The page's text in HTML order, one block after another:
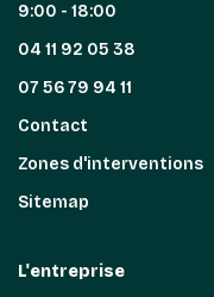
9:00 - 18:00
04 11 92 05 38
07 56 79 94 11
Contact
Zones d'interventions
Sitemap
L'entreprise